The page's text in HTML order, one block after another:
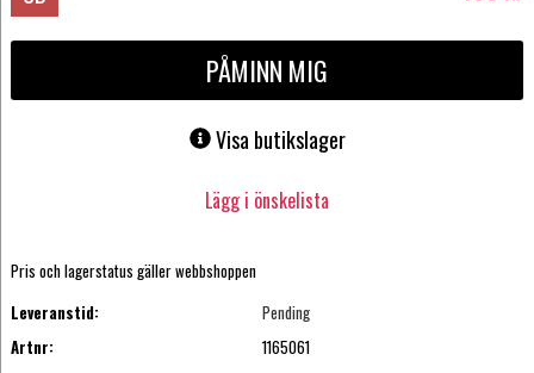
PÅMINN MIG
Visa butikslager
Lägg i önskelista
Pris och lagerstatus gäller webbshoppen
Leveranstid:
Pending
Artnr:
1165061